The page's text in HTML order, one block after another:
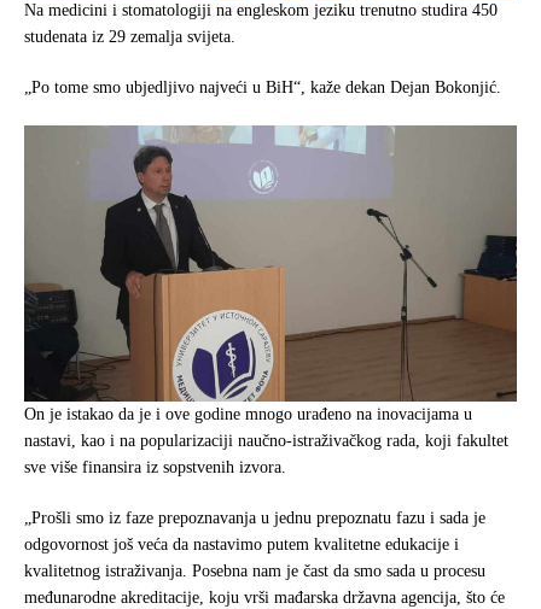
Na medicini i stomatologiji na engleskom jeziku trenutno studira 450
studenata iz 29 zemalja svijeta.
„Po tome smo ubjedljivo najveći u BiH“, kaže dekan Dejan Bokonjić.
On je istakao da je i ove godine mnogo urađeno na inovacijama u
nastavi, kao i na popularizaciji naučno-istraživačkog rada, koji fakultet
sve više finansira iz sopstvenih izvora.
„Prošli smo iz faze prepoznavanja u jednu prepoznatu fazu i sada je
odgovornost još veća da nastavimo putem kvalitetne edukacije i
kvalitetnog istraživanja. Posebna nam je čast da smo sada u procesu
međunarodne akreditacije, koju vrši mađarska državna agencija, što će